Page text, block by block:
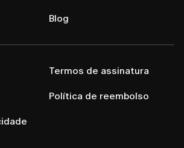
Blog
Termos de assinatura
Política de reembolso